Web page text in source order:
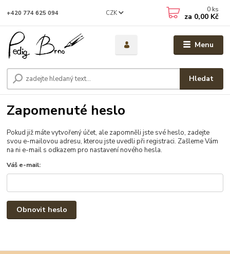
Menu
CZK
Hledat
+420 774 625 094 0 ks
za 0,00 Kč
Zapomenuté heslo
Pokud již máte vytvořený účet, ale zapomněli jste své heslo, zadejte
svou e-mailovou adresu, kterou jste uvedli při registraci. Zašleme Vám
na ni e-mail s odkazem pro nastavení nového hesla.
Váš e-mail:
Obnovit heslo